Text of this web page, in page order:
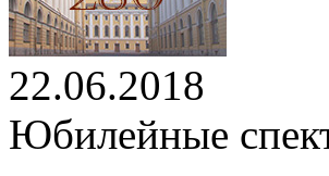
22.06.2018
Юбилейные